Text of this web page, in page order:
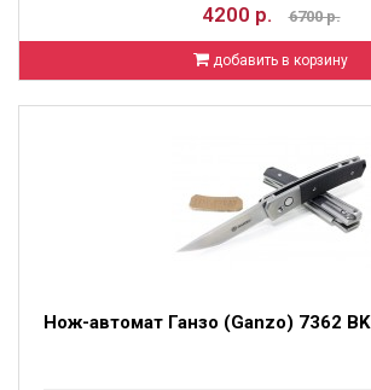
4200 р. 6700 р.
добавить в корзину
Нож-автомат Ганзо (Ganzo) 7362 BK